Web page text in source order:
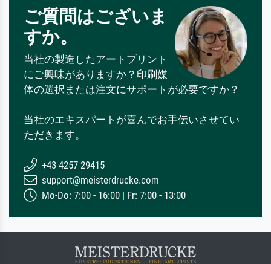
ご質問はございま
すか。
当社の製造したアートプリント
にご興味がありますか？印刷媒
体の選択または注文にサポートが必要ですか？
当社のエキスパートが喜んでお手伝いさせてい
ただきます。
+43 4257 29415
support@meisterdrucke.com
Mo-Do: 7:00 - 16:00 | Fr: 7:00 - 13:00